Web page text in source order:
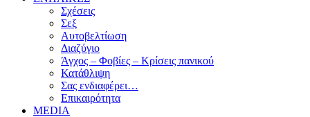
Σχέσεις
Σεξ
Αυτοβελτίωση
Διαζύγιο
Άγχος – Φοβίες – Κρίσεις πανικού
Κατάθλιψη
Σας ενδιαφέρει…
Επικαιρότητα
MEDIA